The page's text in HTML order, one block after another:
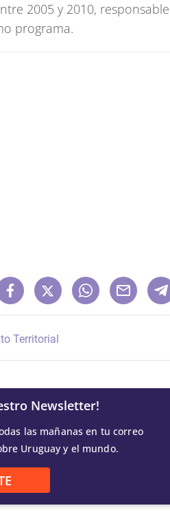
2005 y 2010, responsable
programa.
Territorial
Newsletter!
las mañanas en tu correo
Uruguay y el mundo.